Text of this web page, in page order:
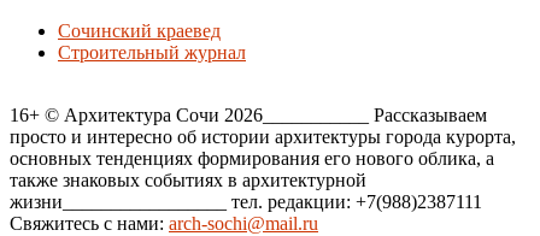
Сочинский краевед
Строительный журнал
16+ © Архитектура Сочи 2026___________ Рассказываем
просто и интересно об истории архитектуры города курорта,
основных тенденциях формирования его нового облика, а
также знаковых событиях в архитектурной
жизни_________________ тел. редакции: +7(988)2387111
Свяжитесь с нами: arch-sochi@mail.ru